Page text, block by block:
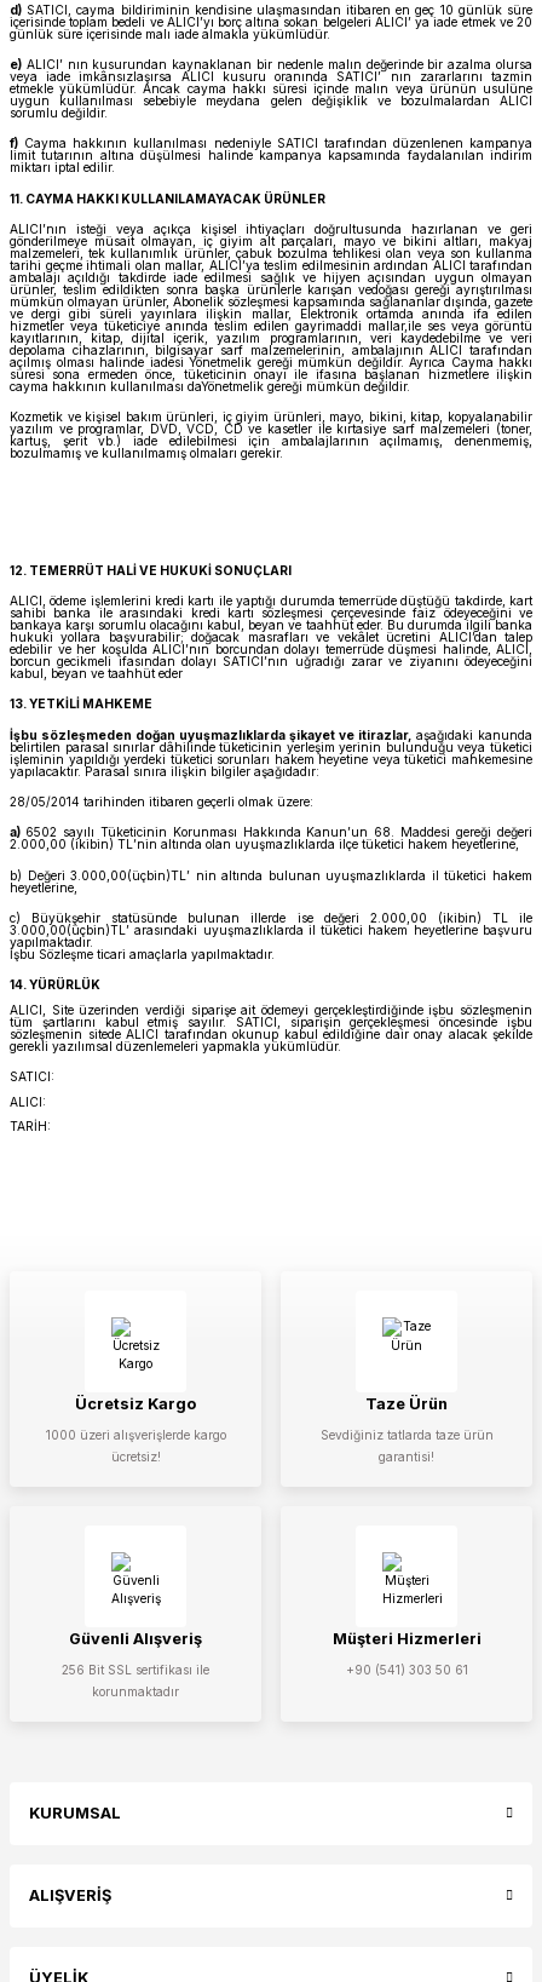
d) SATICI, cayma bildiriminin kendisine ulaşmasından itibaren en geç 10 günlük süre
içerisinde toplam bedeli ve ALICI’yı borç altına sokan belgeleri ALICI’ ya iade etmek ve 20
günlük süre içerisinde malı iade almakla yükümlüdür.
e) ALICI’ nın kusurundan kaynaklanan bir nedenle malın değerinde bir azalma olursa
veya iade imkânsızlaşırsa ALICI kusuru oranında SATICI’ nın zararlarını tazmin
etmekle yükümlüdür. Ancak cayma hakkı süresi içinde malın veya ürünün usulüne
uygun kullanılması sebebiyle meydana gelen değişiklik ve bozulmalardan ALICI
sorumlu değildir.
f) Cayma hakkının kullanılması nedeniyle SATICI tarafından düzenlenen kampanya
limit tutarının altına düşülmesi halinde kampanya kapsamında faydalanılan indirim
miktarı iptal edilir.
11. CAYMA HAKKI KULLANILAMAYACAK ÜRÜNLER
ALICI’nın isteği veya açıkça kişisel ihtiyaçları doğrultusunda hazırlanan ve geri
gönderilmeye müsait olmayan, iç giyim alt parçaları, mayo ve bikini altları, makyaj
malzemeleri, tek kullanımlık ürünler, çabuk bozulma tehlikesi olan veya son kullanma
tarihi geçme ihtimali olan mallar, ALICI’ya teslim edilmesinin ardından ALICI tarafından
ambalajı açıldığı takdirde iade edilmesi sağlık ve hijyen açısından uygun olmayan
ürünler, teslim edildikten sonra başka ürünlerle karışan vedoğası gereği ayrıştırılması
mümkün olmayan ürünler, Abonelik sözleşmesi kapsamında sağlananlar dışında, gazete
ve dergi gibi süreli yayınlara ilişkin mallar, Elektronik ortamda anında ifa edilen
hizmetler veya tüketiciye anında teslim edilen gayrimaddi mallar,ile ses veya görüntü
kayıtlarının, kitap, dijital içerik, yazılım programlarının, veri kaydedebilme ve veri
depolama cihazlarının, bilgisayar sarf malzemelerinin, ambalajının ALICI tarafından
açılmış olması halinde iadesi Yönetmelik gereği mümkün değildir. Ayrıca Cayma hakkı
süresi sona ermeden önce, tüketicinin onayı ile ifasına başlanan hizmetlere ilişkin
cayma hakkının kullanılması daYönetmelik gereği mümkün değildir.
Kozmetik ve kişisel bakım ürünleri, iç giyim ürünleri, mayo, bikini, kitap, kopyalanabilir
yazılım ve programlar, DVD, VCD, CD ve kasetler ile kırtasiye sarf malzemeleri (toner,
kartuş, şerit vb.) iade edilebilmesi için ambalajlarının açılmamış, denenmemiş,
bozulmamış ve kullanılmamış olmaları gerekir.
12. TEMERRÜT HALİ VE HUKUKİ SONUÇLARI
ALICI, ödeme işlemlerini kredi kartı ile yaptığı durumda temerrüde düştüğü takdirde, kart
sahibi banka ile arasındaki kredi kartı sözleşmesi çerçevesinde faiz ödeyeceğini ve
bankaya karşı sorumlu olacağını kabul, beyan ve taahhüt eder. Bu durumda ilgili banka
hukuki yollara başvurabilir; doğacak masrafları ve vekâlet ücretini ALICI’dan talep
edebilir ve her koşulda ALICI’nın borcundan dolayı temerrüde düşmesi halinde, ALICI,
borcun gecikmeli ifasından dolayı SATICI’nın uğradığı zarar ve ziyanını ödeyeceğini
kabul, beyan ve taahhüt eder
13. YETKİLİ MAHKEME
İşbu sözleşmeden doğan uyuşmazlıklarda şikayet ve itirazlar, aşağıdaki kanunda
belirtilen parasal sınırlar dâhilinde tüketicinin yerleşim yerinin bulunduğu veya tüketici
işleminin yapıldığı yerdeki tüketici sorunları hakem heyetine veya tüketici mahkemesine
yapılacaktır. Parasal sınıra ilişkin bilgiler aşağıdadır:
28/05/2014 tarihinden itibaren geçerli olmak üzere:
a) 6502 sayılı Tüketicinin Korunması Hakkında Kanun’un 68. Maddesi gereği değeri
2.000,00 (ikibin) TL’nin altında olan uyuşmazlıklarda ilçe tüketici hakem heyetlerine,
b) Değeri 3.000,00(üçbin)TL’ nin altında bulunan uyuşmazlıklarda il tüketici hakem
heyetlerine,
c) Büyükşehir statüsünde bulunan illerde ise değeri 2.000,00 (ikibin) TL ile
3.000,00(üçbin)TL’ arasındaki uyuşmazlıklarda il tüketici hakem heyetlerine başvuru
yapılmaktadır.
İşbu Sözleşme ticari amaçlarla yapılmaktadır.
14. YÜRÜRLÜK
ALICI, Site üzerinden verdiği siparişe ait ödemeyi gerçekleştirdiğinde işbu sözleşmenin
tüm şartlarını kabul etmiş sayılır. SATICI, siparişin gerçekleşmesi öncesinde işbu
sözleşmenin sitede ALICI tarafından okunup kabul edildiğine dair onay alacak şekilde
gerekli yazılımsal düzenlemeleri yapmakla yükümlüdür.
SATICI:
ALICI:
TARİH:
Ücretsiz Kargo
1000 üzeri alışverişlerde kargo
ücretsiz!
Taze Ürün
Sevdiğiniz tatlarda taze ürün
garantisi!
Güvenli Alışveriş
256 Bit SSL sertifikası ile
korunmaktadır
Müşteri Hizmerleri
+90 (541) 303 50 61
KURUMSAL
ALIŞVERİŞ
ÜYELİK